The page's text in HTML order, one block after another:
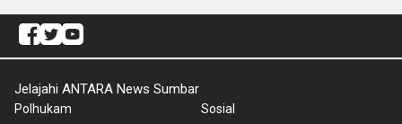
Jelajahi ANTARA News Sumbar
Polhukam
Sosial